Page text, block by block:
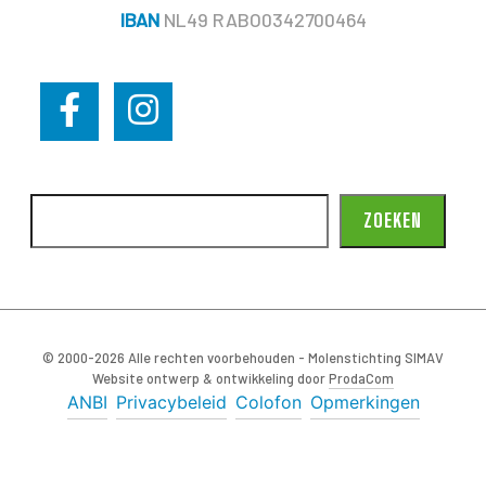
IBAN NL49 RABO0342700464
ZOEKEN
© 2000-2026 Alle rechten voorbehouden - Molenstichting SIMAV
Website ontwerp & ontwikkeling doorProdaCom
ANBI Privacybeleid Colofon Opmerkingen